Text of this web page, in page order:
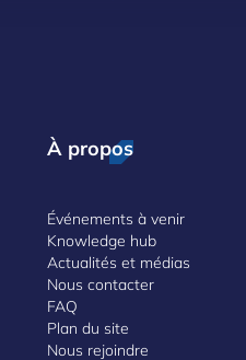
À propos
Événements à venir
Knowledge hub
Actualités et médias
Nous contacter
FAQ
Plan du site
Nous rejoindre